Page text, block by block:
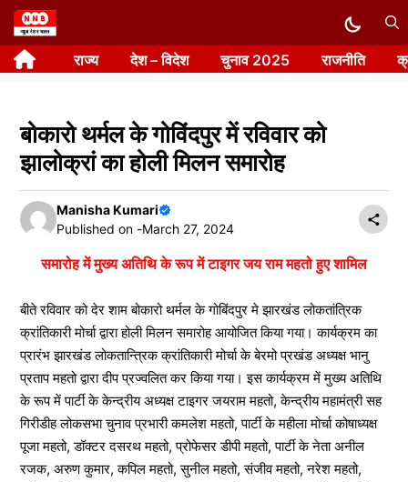
Skip
to
content राज्य देश – विदेश चुनाव 2025 राजनीति
बोकारो थर्मल के गोविंदपुर में रविवार को
झालोक्रां का होली मिलन समारोह
Manisha Kumari
Published on -March 27, 2024
समारोह में मुख्य अतिथि के रूप में टाइगर जय राम महतो हुए शामिल
बीते रविवार को देर शाम बोकारो थर्मल के गोबिंदपुर मे झारखंड लोकतांत्रिक
क्रांतिकारी मोर्चा द्वारा होली मिलन समारोह आयोजित किया गया। कार्यक्रम का
प्रारंभ झारखंड लोकतान्त्रिक क्रांतिकारी मोर्चा के बेरमो प्रखंड अध्यक्ष भानु
प्रताप महतो द्वारा दीप प्रज्वलित कर किया गया। इस कार्यक्रम में मुख्य अतिथि
के रूप में पार्टी के केन्द्रीय अध्यक्ष टाइगर जयराम महतो, केन्द्रीय महामंत्री सह
गिरीडीह लोकसभा चुनाव प्रभारी कमलेश महतो, पार्टी के महीला मोर्चा कोषाध्यक्ष
पूजा महतो, डॉक्टर दसरथ महतो, प्रोफेसर डीपी महतो, पार्टी के नेता अनील
रजक, अरुण कुमार, कपिल महतो, सुनील महतो, संजीव महतो, नरेश महतो,